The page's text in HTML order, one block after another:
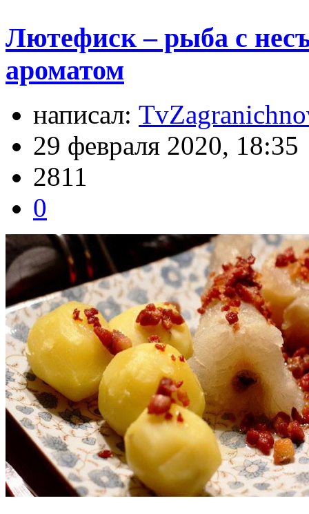
Лютефиск – рыба с
ароматом
написал:
29 февраля 2020, 18:35
2811
0